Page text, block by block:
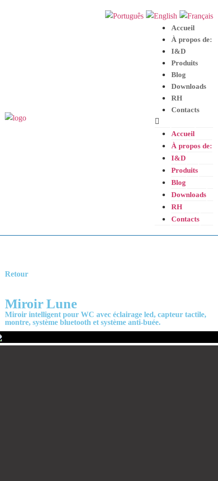
Accueil
À propos de:
I&D
Produits
Blog
Downloads
RH
Contacts
Accueil
À propos de:
I&D
Produits
Blog
Downloads
RH
Contacts
Retour
Miroir Lune
Miroir intelligent pour WC avec éclairage led, capteur tactile,
montre, système bluetooth et système anti-buée.